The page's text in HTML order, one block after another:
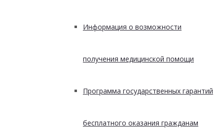
Информация о возможности
получения медицинской помощи
Программа государственных гарантий
бесплатного оказания гражданам